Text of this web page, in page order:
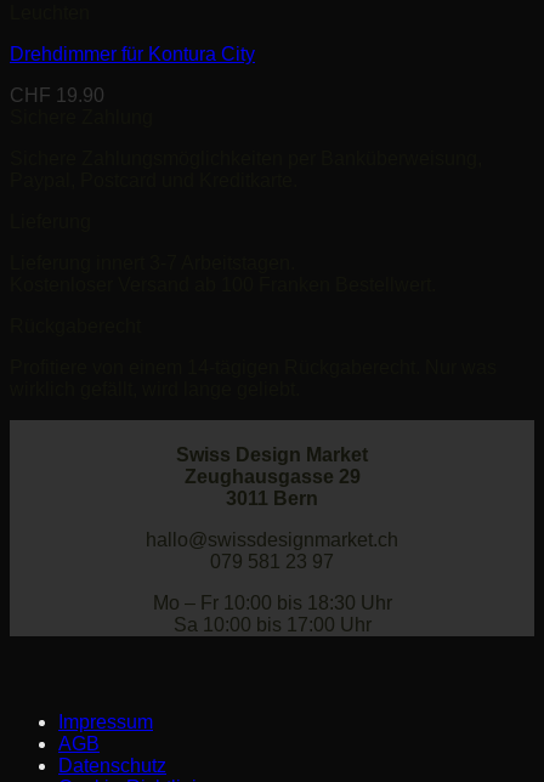
Drehdimmer für Kontura City
CHF 19.90
Swiss Design Market
Zeughausgasse 29
3011 Bern
hallo@swissdesignmarket.ch
079 581 23 97
Mo – Fr 10:00 bis 18:30 Uhr
Sa 10:00 bis 17:00 Uhr
Impressum
AGB
Datenschutz